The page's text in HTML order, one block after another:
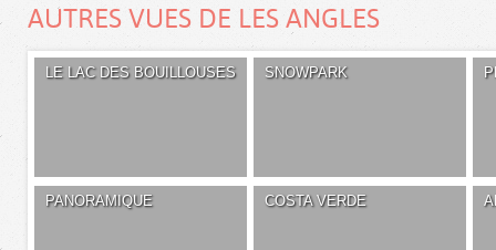
AUTRES VUES DE LES ANGLES
LE LAC DES BOUILLOUSES SNOWPARK
PANORAMIQUE COSTA VERDE